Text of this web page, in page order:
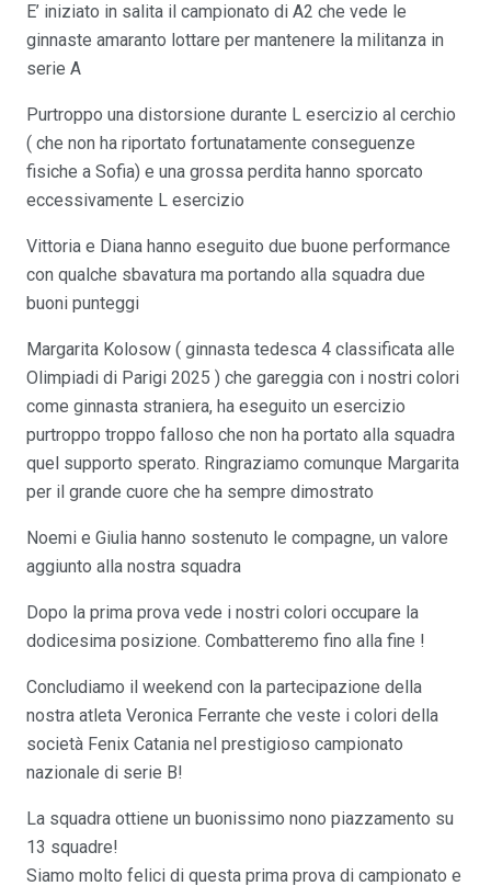
E’ iniziato in salita il campionato di A2 che vede le
ginnaste amaranto lottare per mantenere la militanza in
serie A
Purtroppo una distorsione durante L esercizio al cerchio
( che non ha riportato fortunatamente conseguenze
fisiche a Sofia) e una grossa perdita hanno sporcato
eccessivamente L esercizio
Vittoria e Diana hanno eseguito due buone performance
con qualche sbavatura ma portando alla squadra due
buoni punteggi
Margarita Kolosow ( ginnasta tedesca 4 classificata alle
Olimpiadi di Parigi 2025 ) che gareggia con i nostri colori
come ginnasta straniera, ha eseguito un esercizio
purtroppo troppo falloso che non ha portato alla squadra
quel supporto sperato. Ringraziamo comunque Margarita
per il grande cuore che ha sempre dimostrato
Noemi e Giulia hanno sostenuto le compagne, un valore
aggiunto alla nostra squadra
Dopo la prima prova vede i nostri colori occupare la
dodicesima posizione. Combatteremo fino alla fine !
Concludiamo il weekend con la partecipazione della
nostra atleta Veronica Ferrante che veste i colori della
società Fenix Catania nel prestigioso campionato
nazionale di serie B!
La squadra ottiene un buonissimo nono piazzamento su
13 squadre!
Siamo molto felici di questa prima prova di campionato e